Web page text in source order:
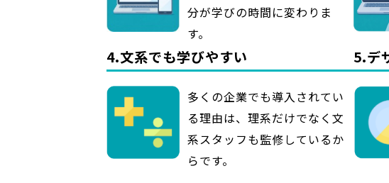
分が学びの時間に変わりま
す。
4.文系でも学びやすい
多くの企業でも導入されてい
る理由は、理系だけでなく文
系スタッフも監修しているか
らです。
5.デ